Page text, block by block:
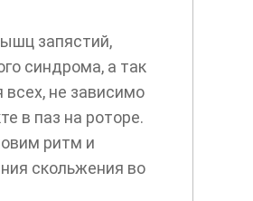
запястий,
синдрома, а так
не зависимо
в паз на роторе.
ритм и
скольжения во